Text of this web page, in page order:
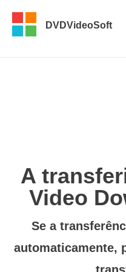
DVDVideoSoft
A
Video
Se a
automaticamente,